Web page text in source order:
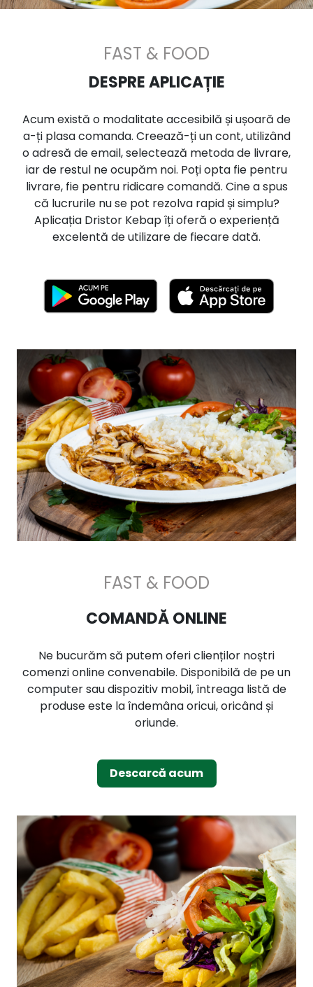
FAST & FOOD
DESPRE APLICAȚIE
Acum există o modalitate accesibilă și ușoară de
a-ți plasa comanda. Creează-ți un cont, utilizând
o adresă de email, selectează metoda de livrare,
iar de restul ne ocupăm noi. Poți opta fie pentru
livrare, fie pentru ridicare comandă. Cine a spus
că lucrurile nu se pot rezolva rapid și simplu?
Aplicația Dristor Kebap îți oferă o experiență
excelentă de utilizare de fiecare dată.
FAST & FOOD
COMANDĂ ONLINE
Ne bucurăm să putem oferi clienților noștri
comenzi online convenabile. Disponibilă de pe un
computer sau dispozitiv mobil, întreaga listă de
produse este la îndemâna oricui, oricând și
oriunde.
Descarcă acum